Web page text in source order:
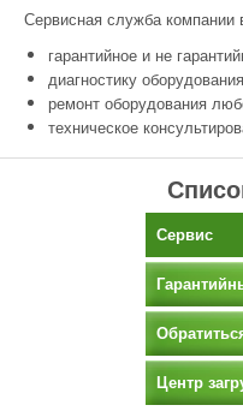
Сервисная служба компании
гарантийное и не
диагностику
ремонт оборудования
техническое
Сервис
Центр